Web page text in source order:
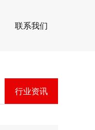
联系我们
行业资讯